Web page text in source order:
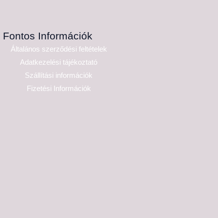
Fontos Információk
Általános szerződési feltételek
Adatkezelési tájékoztató
Szállítási információk
Fizetési Információk